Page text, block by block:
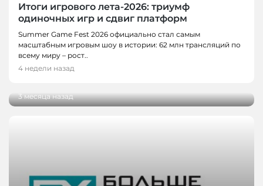
Итоги игрового лета-2026: триумф
одиночных игр и сдвиг платформ
Summer Game Fest 2026 официально стал самым
масштабным игровым шоу в истории: 62 млн трансляций по
всему миру – рост..
4 недели назад
НОВОСТИ, НОВОСТИ КЕМЕРОВО,
ТЕХНОЛОГИИ
Разработку кузбасских ученых внедрили на
производстве антибактериального
3 месяца назад